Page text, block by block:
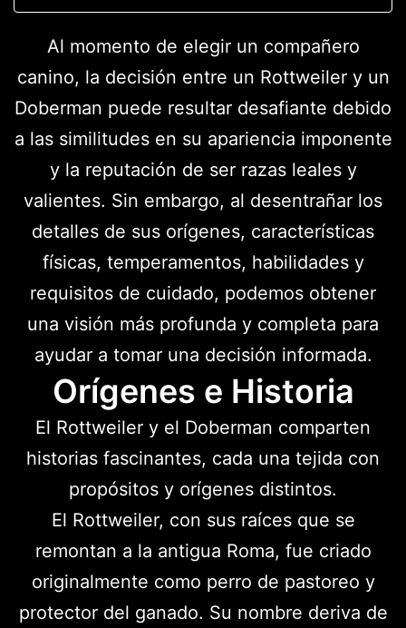
Al momento de elegir un compañero
canino, la decisión entre un Rottweiler y un
Doberman puede resultar desafiante debido
a las similitudes en su apariencia imponente
y la reputación de ser razas leales y
valientes. Sin embargo, al desentrañar los
detalles de sus orígenes, características
físicas, temperamentos, habilidades y
requisitos de cuidado, podemos obtener
una visión más profunda y completa para
ayudar a tomar una decisión informada.
Orígenes e Historia
El Rottweiler y el Doberman comparten
historias fascinantes, cada una tejida con
propósitos y orígenes distintos.
El Rottweiler, con sus raíces que se
remontan a la antigua Roma, fue criado
originalmente como perro de pastoreo y
protector del ganado. Su nombre deriva de